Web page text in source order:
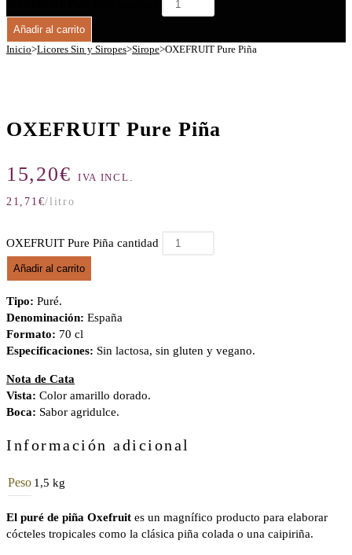
Añadir al carrito
Inicio>Licores Sin y Siropes>Sirope>OXEFRUIT Pure Piña
OXEFRUIT Pure Piña
15,20€ IVA INCL.
21,71 €/litro
OXEFRUIT Pure Piña cantidad
Añadir al carrito
Tipo: Puré.
Denominación: España
Formato: 70 cl
Especificaciones: Sin lactosa, sin gluten y vegano.
Nota de Cata
Vista: Color amarillo dorado.
Boca: Sabor agridulce.
Información adicional
Peso 1,5 kg
El puré de piña Oxefruit es un magnífico producto para elaborar
cócteles tropicales como la clásica piña colada o una caipiriña.